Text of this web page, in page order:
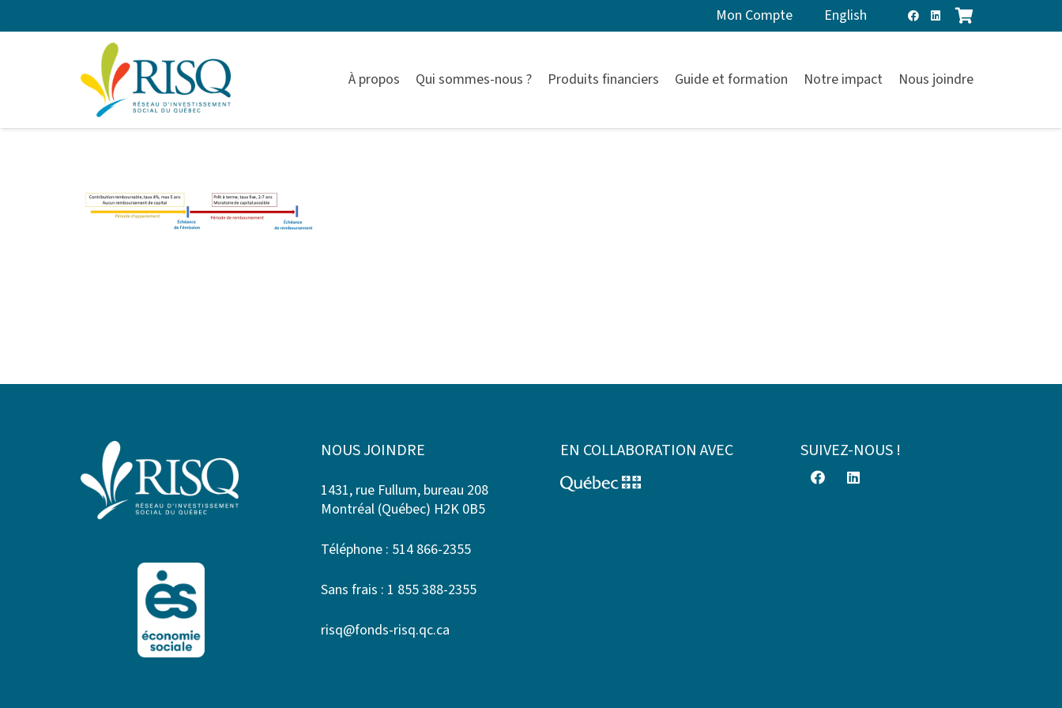
Mon Compte English
À propos Qui sommes-nous ? Produits financiers Guide et formation Notre impact Nous joindre
NOUS JOINDRE
1431, rue Fullum, bureau 208
Montréal (Québec) H2K 0B5
Téléphone : 514 866-2355
Sans frais : 1 855 388-2355
risq@fonds-risq.qc.ca
EN COLLABORATION AVEC SUIVEZ-NOUS !